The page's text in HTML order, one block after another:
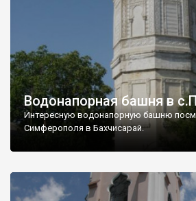
Водонапорная башня в
Интересную водонапорную башню
Симферополя в Бахчисарай.